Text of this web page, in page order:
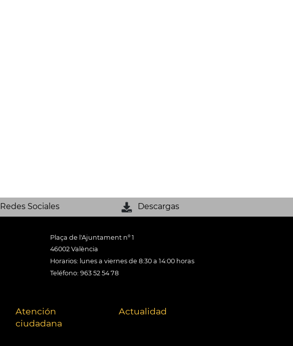
Redes Sociales Descargas
Plaça de l'Ajuntament nº 1
46002 València
Horarios: lunes a viernes de 8:30 a 14:00 horas
Teléfono: 963 52 54 78
Atención
ciudadana
Actualidad